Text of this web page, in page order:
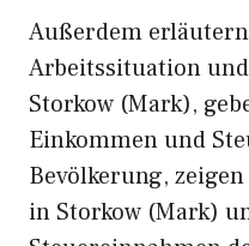
Außerdem
Arbeitssituation
Storkow (Mark),
Einkommen und
Bevölkerung,
in Storkow (Mark)